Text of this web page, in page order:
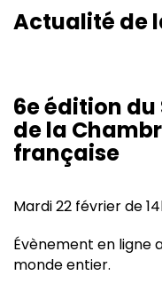
Actualité de
6e édition
de la
française
Mardi 22 février de
Évènement en ligne
monde entier.